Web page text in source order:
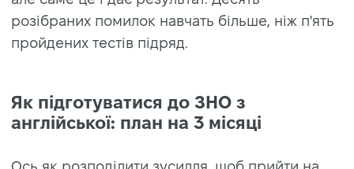
розібраних помилок навчать більше, ніж п'ять
пройдених тестів підряд.
Як підготуватися до ЗНО з
англійської: план на 3 місяці